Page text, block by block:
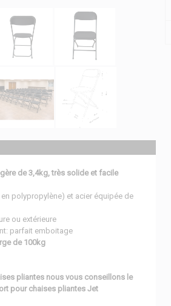
de 3,4kg, très solide et facile
polypropylène) et acier équipée de
ou extérieure
parfait emboitage
de 100kg
pliantes nous vous conseillons le
pour chaises pliantes Jet